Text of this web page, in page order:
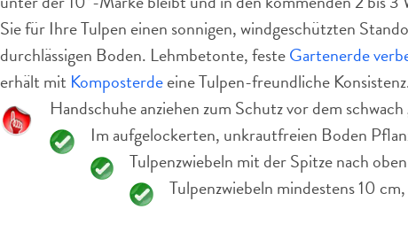
Sie für Ihre Tulpen einen sonnigen, windgeschützten
durchlässigen Boden. Lehmbetonte, festeGartenerde
erhält mit Komposterdeeine Tulpen-freundliche
Handschuhe anziehen zum Schutz vor dem
Im aufgelockerten, unkrautfreien Boden
Tulpenzwiebeln mit der Spitze nach
Tulpenzwiebeln mindestens 10